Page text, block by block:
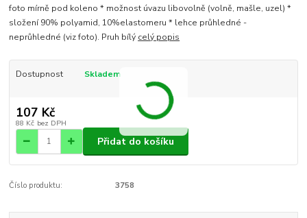
foto mírně pod koleno * možnost úvazu libovolně (volně, mašle, uzel) *
složení 90% polyamid, 10%elastomeru * lehce průhledné -
neprůhledné (viz foto). Pruh bílý celý popis
Dostupnost Skladem
107 Kč
88 Kč bez DPH
Přidat do košíku
Číslo produktu: 3758